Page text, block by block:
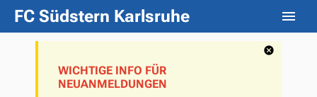
FC Südstern Karlsruhe
WICHTIGE INFO FÜR
NEUANMELDUNGEN